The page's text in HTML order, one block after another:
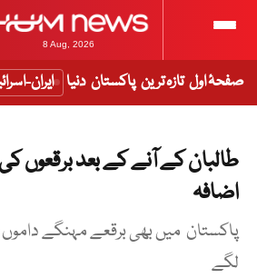
8 Aug, 2026
صفحۂ اول تازہ ترین پاکستان دنیا ایران-
طالبان کے آنے کے بعد برقعوں
اضافہ
پاکستان میں بھی برقعے مہنگے
لگے